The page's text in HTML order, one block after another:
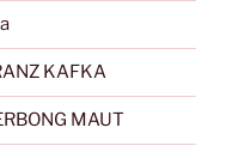
KAFKA
MAUT